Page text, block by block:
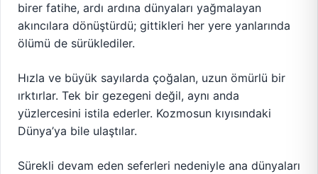
birer fatihe, ardı ardına dünyaları yağmalayan
akıncılara dönüştürdü; gittikleri her yere yanlarında
ölümü de sürüklediler.
Hızla ve büyük sayılarda çoğalan, uzun ömürlü bir
ırktırlar. Tek bir gezegeni değil, aynı anda
yüzlercesini istila ederler. Kozmosun kıyısındaki
Dünya’ya bile ulaştılar.
Sürekli devam eden seferleri nedeniyle ana dünyaları